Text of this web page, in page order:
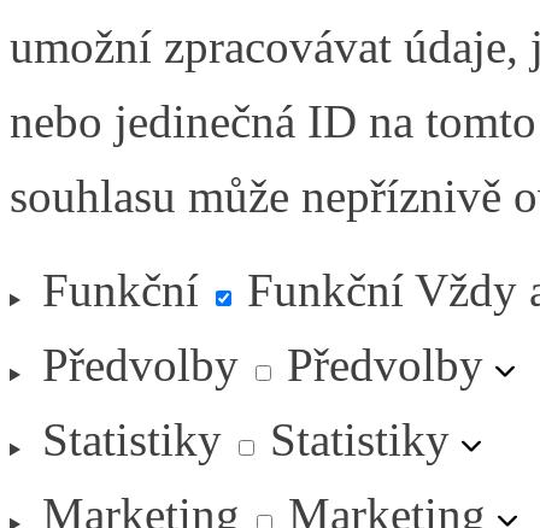
umožní zpracovávat
nebo jedinečná ID na
souhlasu může nepříznivě
Funkční
Funkční Vždy
Předvolby
Předvolby
Statistiky
Statistiky
Marketing
Marketing